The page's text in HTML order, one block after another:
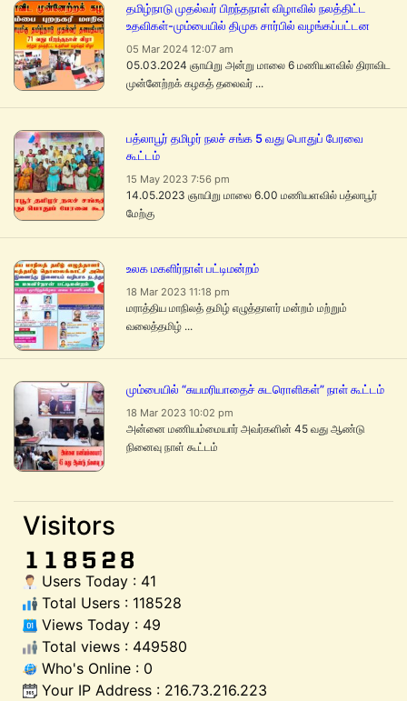
தமிழ்நாடு முதல்வர் பிறந்தநாள் விழாவில் நலத்திட்ட
உதவிகள்-மும்பையில் திமுக சார்பில் வழங்கப்பட்டன
05 Mar 2024 12:07 am
05.03.2024 ஞாயிறு அன்று மாலை 6 மணியளவில் திராவிட
முன்னேற்றக் கழகத் தலைவர் ...
பத்லாபூர் தமிழர் நலச் சங்க 5 வது பொதுப் பேரவை
கூட்டம்
15 May 2023 7:56 pm
14.05.2023 ஞாயிறு மாலை 6.00 மணியளவில் பத்லாபூர்
மேற்கு
உலக மகளிர்நாள் பட்டிமன்றம்
18 Mar 2023 11:18 pm
மராத்திய மாநிலத் தமிழ் எழுத்தாளர் மன்றம் மற்றும்
வலைத்தமிழ் ...
மும்பையில் “சுயமரியாதைச் சுடரொளிகள்” நாள் கூட்டம்
18 Mar 2023 10:02 pm
அன்னை மணியம்மையார் அவர்களின் 45 வது ஆண்டு
நினைவு நாள் கூட்டம்
Visitors
Users Today : 41
Total Users : 118528
Views Today : 49
Total views : 449580
Who's Online : 0
Your IP Address : 216.73.216.223